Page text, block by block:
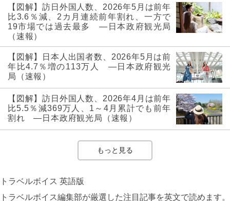
【図解】訪日外国人数、2026年5月は前年
比3.6％減、2カ月連続前年割れ、一方で
19市場では過去最多 ―日本政府観光局
（速報）
【図解】日本人出国者数、2026年5月は前
年比4.7％増の113万人 ―日本政府観光
局（速報）
【図解】訪日外国人数、2026年4月は前年
比5.5％減369万人、1～4月累計でも前年
割れ ―日本政府観光局（速報）
もっと見る
トラベルボイス 英語版
トラベルボイス編集部が厳選した注目記事を英文で読めます。